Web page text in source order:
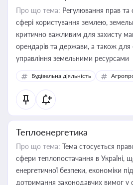
Про що тема: Регулювання прав та
сфері користування землею,
критично важливим для захисту
орендарів та держави, а також для
управління земельними ресурсами
Будівельна діяльність
Теплоенергетика
Про що тема: Тема стосується
сфери теплопостачання в Україні,
енергетичної безпеки, економіки
дотримання законодавчих вимог у